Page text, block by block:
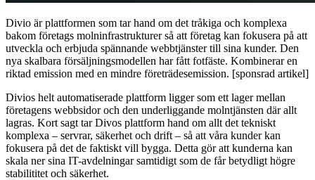
Divio är plattformen som tar hand om det tråkiga och komplexa
bakom företags molninfrastrukturer så att företag kan fokusera på att
utveckla och erbjuda spännande webbtjänster till sina kunder. Den
nya skalbara försäljningsmodellen har fått fotfäste. Kombinerar en
riktad emission med en mindre företrädesemission. [sponsrad artikel]
Divios helt automatiserade plattform ligger som ett lager mellan
företagens webbsidor och den underliggande molntjänsten där allt
lagras. Kort sagt tar Divos plattform hand om allt det tekniskt
komplexa – servrar, säkerhet och drift – så att våra kunder kan
fokusera på det de faktiskt vill bygga. Detta gör att kunderna kan
skala ner sina IT-avdelningar samtidigt som de får betydligt högre
stabilititet och säkerhet.